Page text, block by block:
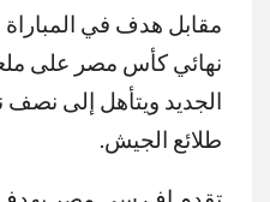
مقابل هدف في
نهائي كأس مصر على
الجديد ويتأهل إلى
طلائع الجيش.